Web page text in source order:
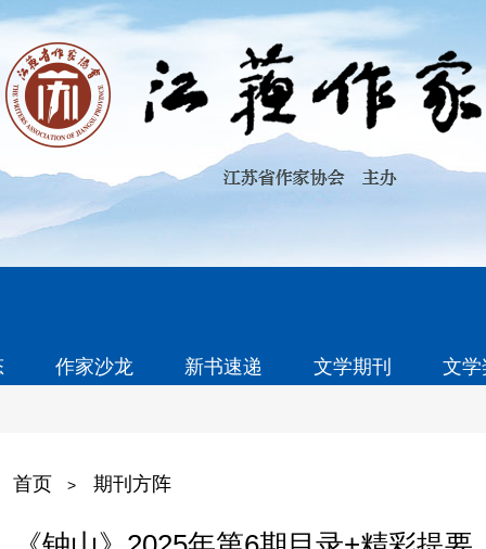
作家沙龙 新书速递 文学期刊 文
首页 > 期刊方阵